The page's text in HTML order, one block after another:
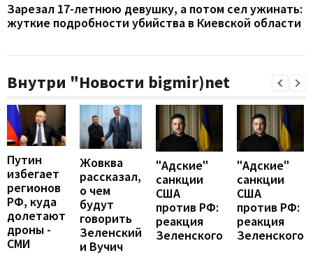
Зарезал 17-летнюю девушку, а потом сел ужинать:
жуткие подробности убийства в Киевской области
Внутри "Новости bigmir)net
Путин
избегает
регионов
РФ, куда
долетают
дроны -
СМИ
Жовква
рассказал,
о чем
будут
говорить
Зеленский
и Вучич
"Адские"
санкции
США
против РФ:
реакция
Зеленского
"Адские"
санкции
США
против РФ:
реакция
Зеленского